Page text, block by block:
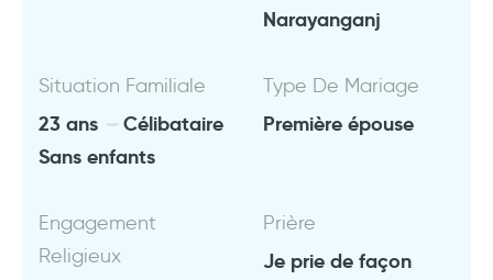
Narayanganj
Situation Familiale
23 ans
Célibataire
Sans enfants
Type De Mariage
Première épouse
Engagement
Religieux
Prière
Je prie de façon